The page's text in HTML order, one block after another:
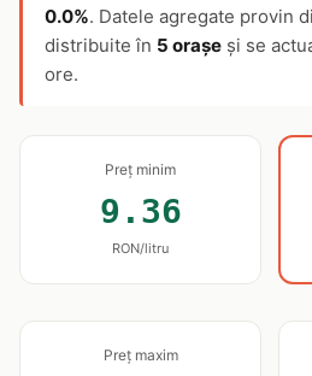
0.0%. Datele agregate provin
distribuite în 5 orașe și se
ore.
Preț minim
9.36
RON/litru
Preț maxim